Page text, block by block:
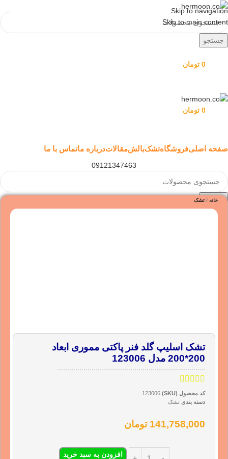
Skip to navigation
Skip to main content
جستجو
0 تومان
0 تومان
صفحه اصلیفروشگاهتشکبالشمقالاتدرباره ماتماس با ما
09121347463
جستجو
خانه تشک
تشک اسلیپ گلد فنر پاکتی مموری ابعاد
200*200 مدل 123006
کد محصول (SKU)
123006
دسته بندی تشک
141,758,000 تومان
افزودن به سبد خرید